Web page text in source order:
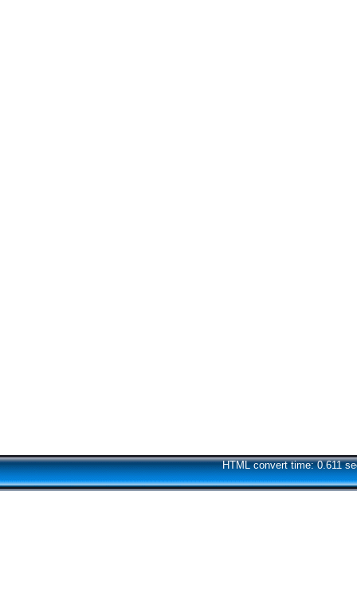
HTML convert time: 0.611